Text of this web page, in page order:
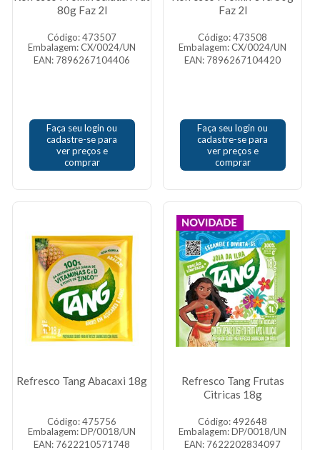
80g Faz 2l
Código: 473507
Embalagem: CX/0024/UN
EAN: 7896267104406
Faça seu login ou
cadastre-se para
ver preços e
comprar
Faz 2l
Código: 473508
Embalagem: CX/0024/UN
EAN: 7896267104420
Faça seu login ou
cadastre-se para
ver preços e
comprar
Refresco Tang Abacaxi 18g
Código: 475756
Embalagem: DP/0018/UN
EAN: 7622210571748
Refresco Tang Frutas
Citricas 18g
Código: 492648
Embalagem: DP/0018/UN
EAN: 7622202834097